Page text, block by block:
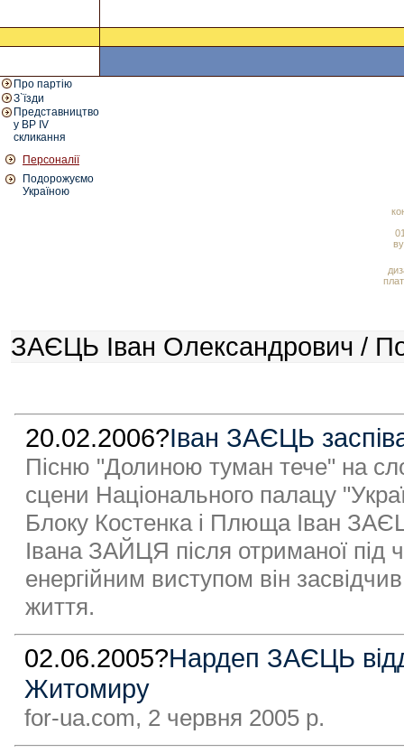
Про партію
З`їзди
Представництво
у ВР IV
скликання
Персоналії
Подорожуємо
Україною
ЗАЄЦЬ Іван Олександрович /
20.02.2006?Іван ЗАЄЦЬ
Пісню "Долиною туман тече" на
сцени Національного палацу
Блоку Костенка і Плюща Іван
Івана ЗАЙЦЯ після отриманої під
енергійним виступом він
життя.
02.06.2005?Нардеп ЗАЄЦЬ
Житомиру
for-ua.com, 2 червня 2005 р.